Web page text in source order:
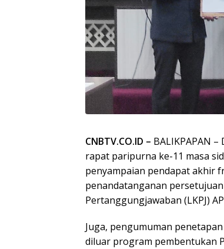
CNBTV.CO.ID – BALIKPAPAN
rapat paripurna ke-11 masa
penyampaian pendapat akhir
penandatanganan
Pertanggungjawaban (LKPJ)
Juga, pengumuman
diluar program pembentukan